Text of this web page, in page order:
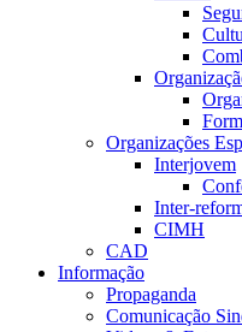
Organizações
Interjovem
Inter-
CIMH
CAD
Informação
Propaganda
Comunicação